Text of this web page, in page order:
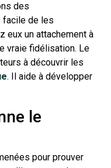
des
facile de les
eux un attachement à
vraie fidélisation. Le
à découvrir les
. Il aide à développer
le
pour prouver